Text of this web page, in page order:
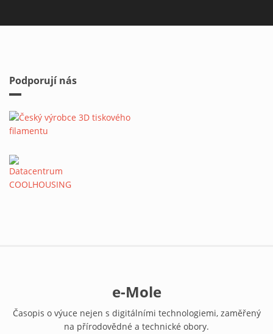
Podporují nás
e-Mole
Časopis o výuce nejen s digitálními technologiemi, zaměřený
na přírodovědné a technické obory.